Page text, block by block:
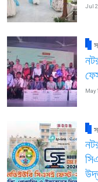
Jul
May